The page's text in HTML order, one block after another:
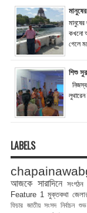
কখনো
গেলে
শিশু
লুথারেন
LABELS
আজকে সারাদিনে সংগঠন
Feature 1 মুক্তকথা
ফিচার জাতীয় সংসদ নির্বাচন শুভ